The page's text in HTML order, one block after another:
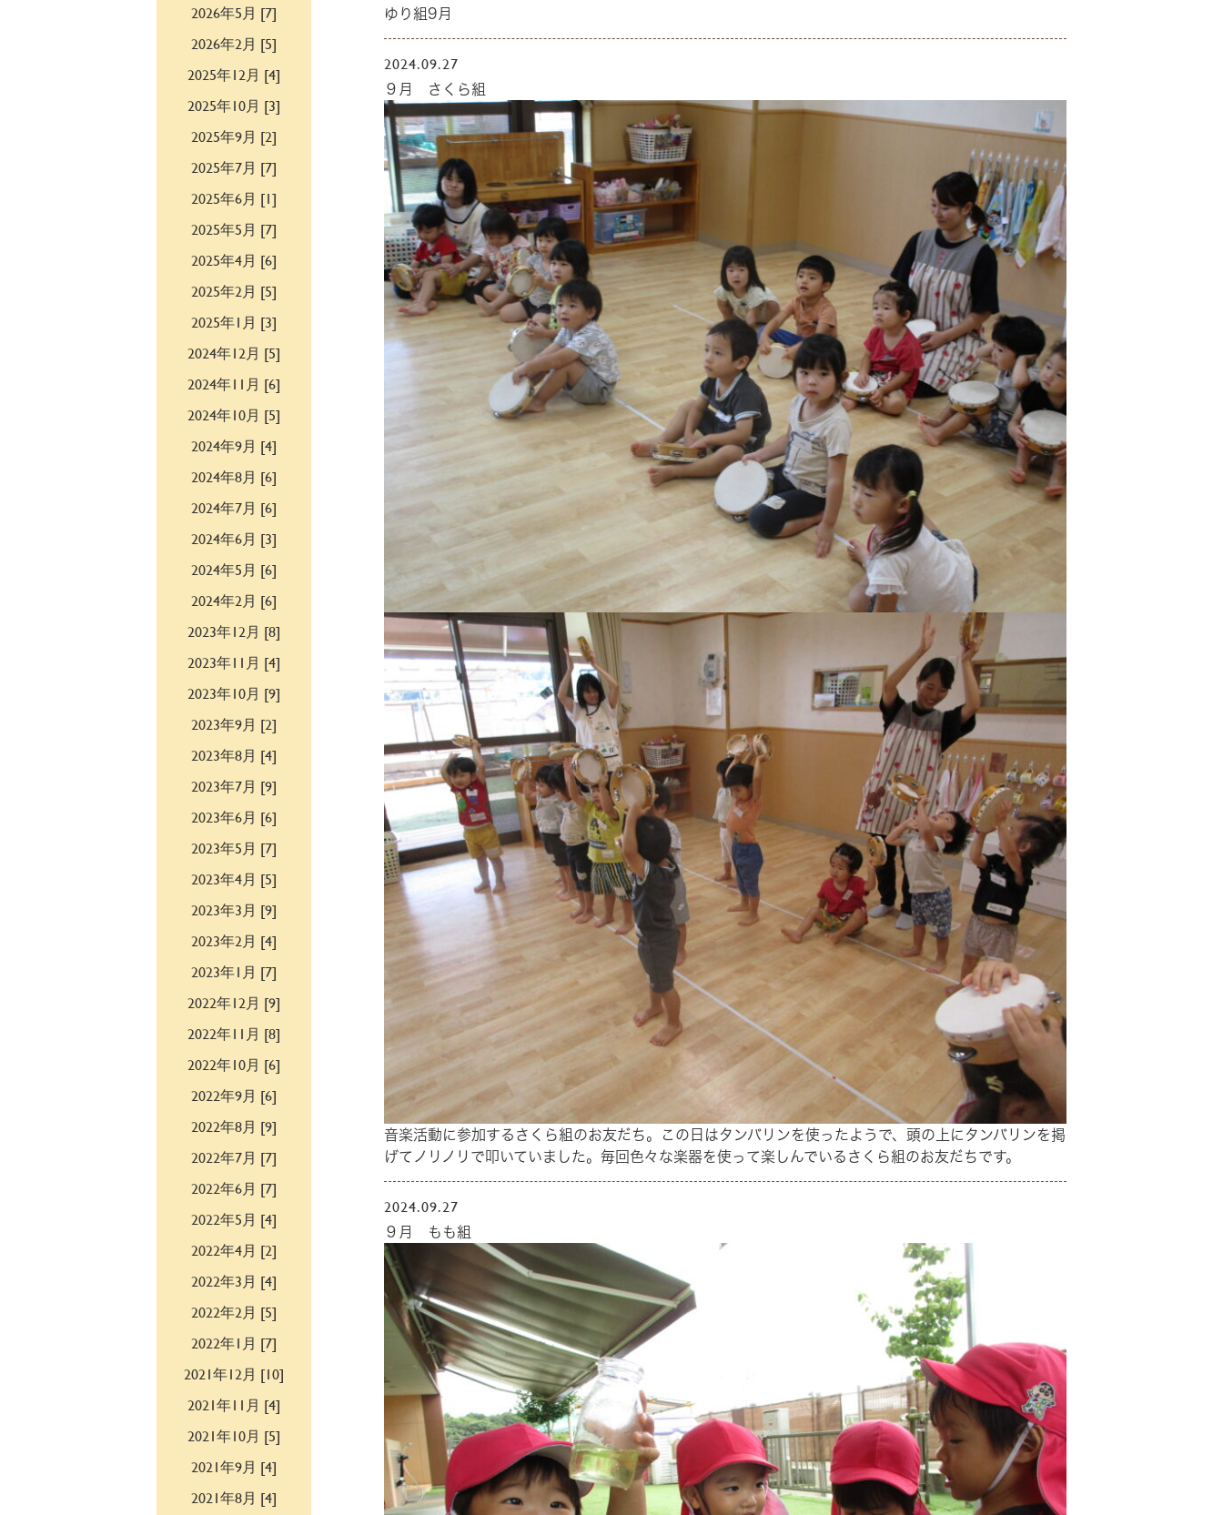
ゆり組9月
2024.09.27
９月 さくら組
音楽活動に参加するさくら組のお友だち。この日はタンバリンを使ったようで、頭の上にタンバリンを掲
げてノリノリで叩いていました。毎回色々な楽器を使って楽しんでいるさくら組のお友だちです。
2024.09.27
９月 もも組
2026年5月 [7]
2026年2月 [5]
2025年12月 [4]
2025年10月 [3]
2025年9月 [2]
2025年7月 [7]
2025年6月 [1]
2025年5月 [7]
2025年4月 [6]
2025年2月 [5]
2025年1月 [3]
2024年12月 [5]
2024年11月 [6]
2024年10月 [5]
2024年9月 [4]
2024年8月 [6]
2024年7月 [6]
2024年6月 [3]
2024年5月 [6]
2024年2月 [6]
2023年12月 [8]
2023年11月 [4]
2023年10月 [9]
2023年9月 [2]
2023年8月 [4]
2023年7月 [9]
2023年6月 [6]
2023年5月 [7]
2023年4月 [5]
2023年3月 [9]
2023年2月 [4]
2023年1月 [7]
2022年12月 [9]
2022年11月 [8]
2022年10月 [6]
2022年9月 [6]
2022年8月 [9]
2022年7月 [7]
2022年6月 [7]
2022年5月 [4]
2022年4月 [2]
2022年3月 [4]
2022年2月 [5]
2022年1月 [7]
2021年12月 [10]
2021年11月 [4]
2021年10月 [5]
2021年9月 [4]
2021年8月 [4]